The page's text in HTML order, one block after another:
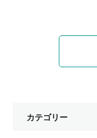
カテゴリー